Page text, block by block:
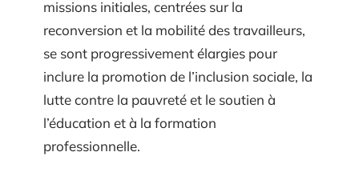
missions initiales, centrées sur la
reconversion et la mobilité des travailleurs,
se sont progressivement élargies pour
inclure la promotion de l’inclusion sociale, la
lutte contre la pauvreté et le soutien à
l’éducation et à la formation
professionnelle.